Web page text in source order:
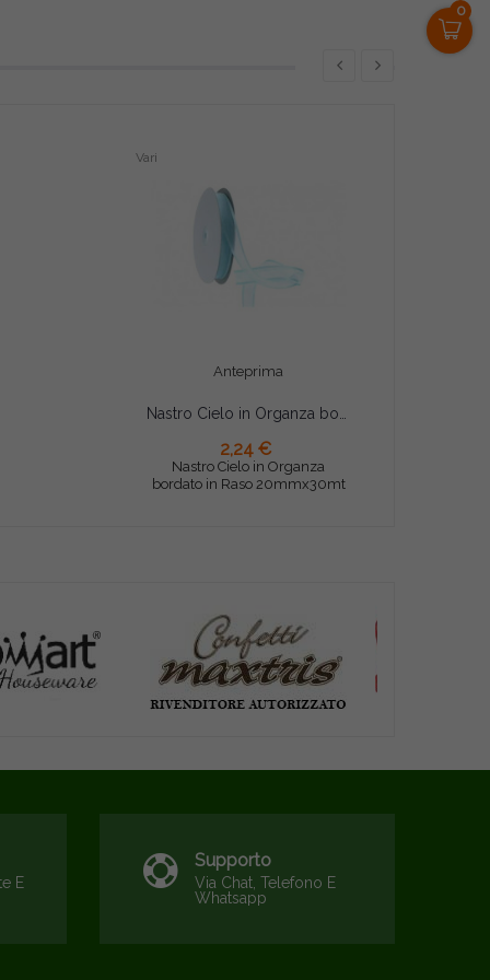
0
Anteprima
Vari
2,24 €
Nastro Cielo in Organza
bordato in Raso 20mmx30mt
AGGIUNGI AL CARRELLO
E
Supporto
Via Chat, Telefono E
Whatsapp